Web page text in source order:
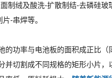
制绒及酸洗-扩散制结-去磷硅
-串焊等。
的功率与电池板的面积成正比
并切割成不同规格的矩形小片